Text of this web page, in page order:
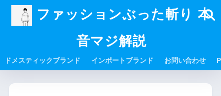
ファッションぶった斬り 本
音マジ解説
ドメスティックブランド インポートブランド お問い合わせ